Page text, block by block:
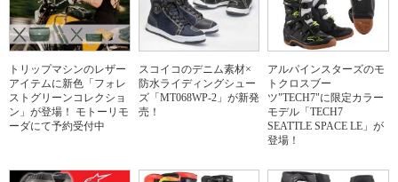
トリップマシンのレザー
アイテムに新色「フォレ
ストグリーンコレクショ
ン」が登場！ モトーリモ
ーダにて予約受付中
スコイコのデニム素材×
防水ライディングシュー
ズ「MT068WP-2」が新発
売！
アルパインスターズのモ
トクロスブー
ツ"TECH7"に限定カラー
モデル「TECH7
SEATTLE SPACE LE」が
登場！